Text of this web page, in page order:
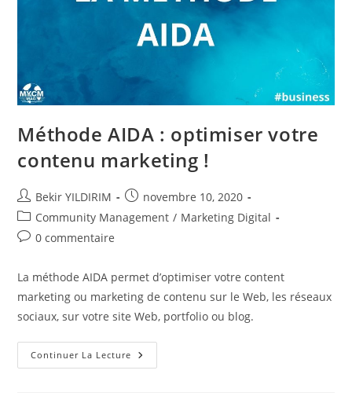
Méthode AIDA : optimiser votre
contenu marketing !
Auteur/autrice
de
la
publication :
Bekir YILDIRIM
Publication
publiée :
novembre 10, 2020
Post
category:
Community Management / Marketing Digital
Commentaires
publication :
0 commentaire
La méthode AIDA permet d’optimiser votre content
marketing ou marketing de contenu sur le Web, les réseaux
sociaux, sur votre site Web, portfolio ou blog.
Continuer La Lecture Méthode
AIDA